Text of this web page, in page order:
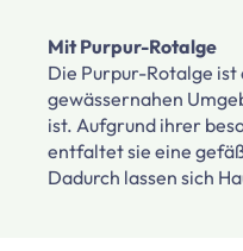
Mit Purpur-Rotalge
Die Purpur-Rotalge ist
gewässernahen
ist. Aufgrund ihrer
entfaltet sie eine
Dadurch lassen sich